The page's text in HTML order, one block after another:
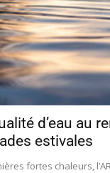
d’eau au
estivales
fortes chaleurs,